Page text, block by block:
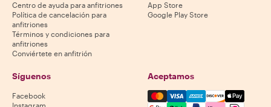
Centro de ayuda para anfitriones
Política de cancelación para
anfitriones
Términos y condiciones para
anfitriones
Conviértete en anfitrión
App Store
Google Play Store
Síguenos
Facebook
Instagram
Aceptamos
Mastercard, Visa, Amex,